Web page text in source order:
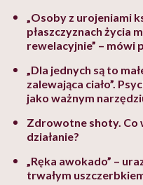
„Osoby z urojeniami
płaszczyznach życia
rewelacyjnie” – mówi
„Dla jednych są to
zalewająca ciało”.
jako ważnym
Zdrowotne shoty. Co
działanie?
„Ręka awokado” –
trwałym